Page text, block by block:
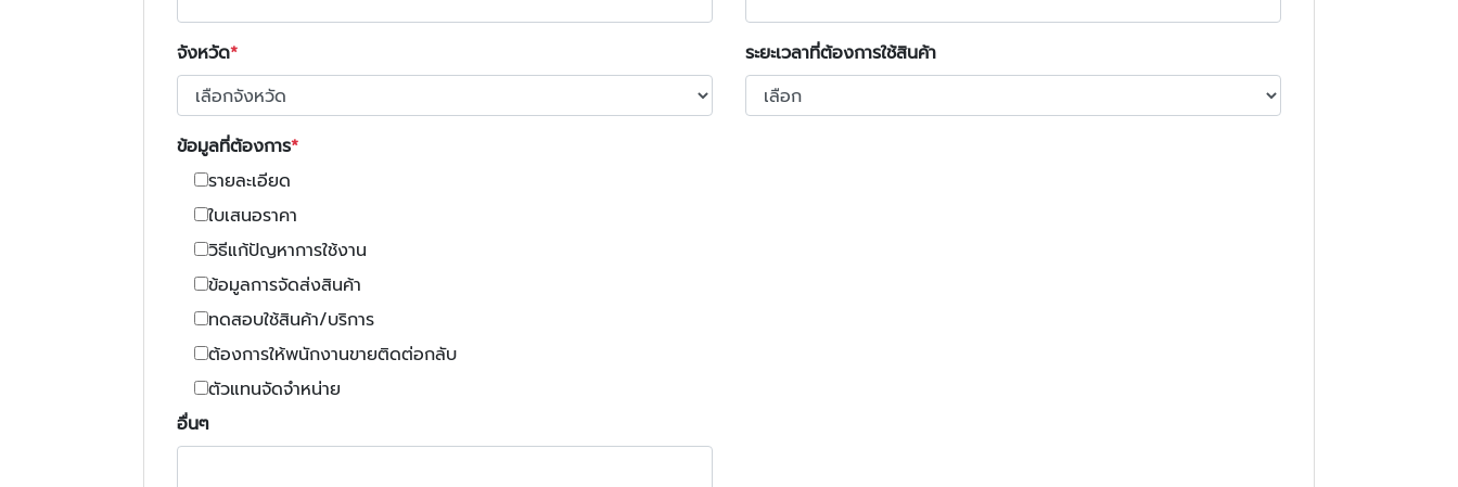
จังหวัด ระยะเวลาที่ต้องการใช้สินค้า
ข้อมูลที่ต้องการ
รายละเอียด
ใบเสนอราคา
วิธีแก้ปัญหาการใช้งาน
ข้อมูลการจัดส่งสินค้า
ทดสอบใช้สินค้า/บริการ
ต้องการให้พนักงานขายติดต่อกลับ
ตัวแทนจัดจำหน่าย
อื่นๆ